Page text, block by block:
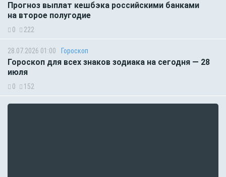
Прогноз выплат кешбэка российскими банками
на второе полугодие
0 222
28.07.2026 01:00 Гороскоп
Гороскоп для всех знаков зодиака на сегодня — 28
июля
0 152